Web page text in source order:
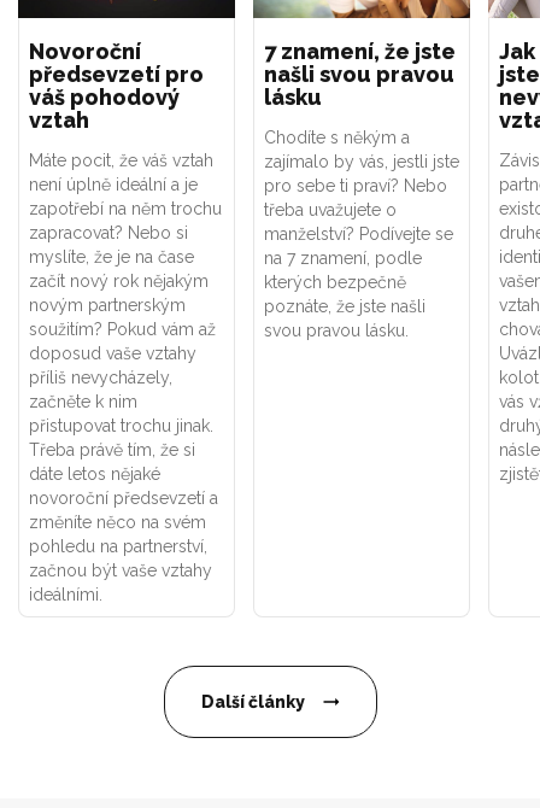
Novoroční
předsevzetí pro
váš pohodový
vztah
Máte pocit, že váš vztah
není úplně ideální a je
zapotřebí na něm trochu
zapracovat? Nebo si
myslíte, že je na čase
začít nový rok nějakým
novým partnerským
soužitím? Pokud vám až
doposud vaše vztahy
příliš nevycházely,
začněte k nim
přistupovat trochu jinak.
Třeba právě tím, že si
dáte letos nějaké
novoroční předsevzetí a
změníte něco na svém
pohledu na partnerství,
začnou být vaše vztahy
ideálními.
7 znamení, že jste
našli svou pravou
lásku
Chodíte s někým a
zajímalo by vás, jestli jste
pro sebe ti praví? Nebo
třeba uvažujete o
manželství? Podívejte se
na 7 znamení, podle
kterých bezpečně
poznáte, že jste našli
svou pravou lásku.
vás
Další články